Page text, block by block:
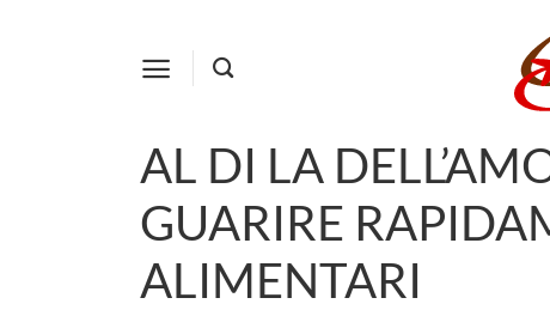
AL DI LA
GUARIRE
ALIMENTARI